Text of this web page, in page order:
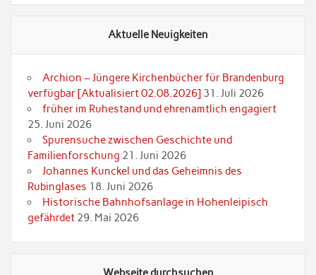
Aktuelle Neuigkeiten
Archion – Jüngere Kirchenbücher für Brandenburg
verfügbar [Aktualisiert 02.08.2026] 31. Juli 2026
früher im Ruhestand und ehrenamtlich engagiert
25. Juni 2026
Spurensuche zwischen Geschichte und
Familienforschung 21. Juni 2026
Johannes Kunckel und das Geheimnis des
Rubinglases 18. Juni 2026
Historische Bahnhofsanlage in Hohenleipisch
gefährdet 29. Mai 2026